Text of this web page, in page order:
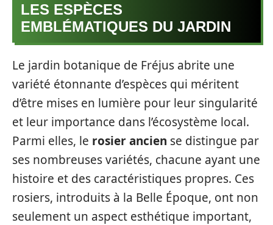
LES ESPÈCES
EMBLÉMATIQUES DU JARDIN
Le jardin botanique de Fréjus abrite une
variété étonnante d’espèces qui méritent
d’être mises en lumière pour leur singularité
et leur importance dans l’écosystème local.
Parmi elles, le rosier ancien se distingue par
ses nombreuses variétés, chacune ayant une
histoire et des caractéristiques propres. Ces
rosiers, introduits à la Belle Époque, ont non
seulement un aspect esthétique important,